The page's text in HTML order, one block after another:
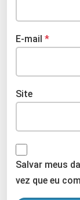
E-mail *
Site
Salvar meus
vez que eu